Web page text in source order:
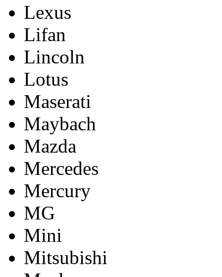
Lexus
Lifan
Lincoln
Lotus
Maserati
Maybach
Mazda
Mercedes
Mercury
MG
Mini
Mitsubishi